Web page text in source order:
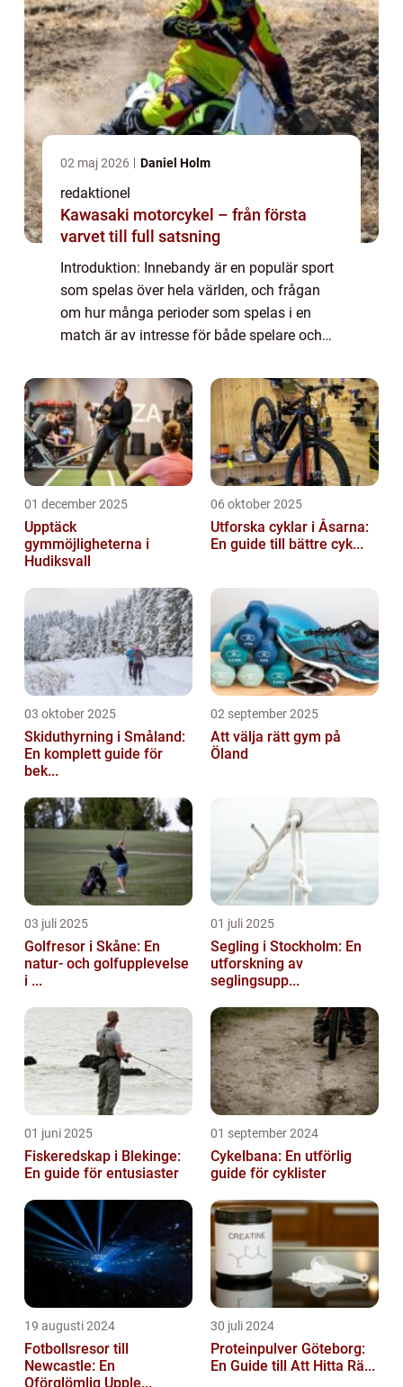
02 maj 2026 Daniel Holm
redaktionel
Kawasaki motorcykel – från första
varvet till full satsning
Introduktion: Innebandy är en populär sport
som spelas över hela världen, och frågan
om hur många perioder som spelas i en
match är av intresse för både spelare och
en grundlig översikt över hur många period...
01 december 2025
Upptäck
gymmöjligheterna i
Hudiksvall
06 oktober 2025
Utforska cyklar i Åsarna:
En guide till bättre cyk...
03 oktober 2025
Skiduthyrning i Småland:
En komplett guide för
bek...
02 september 2025
Att välja rätt gym på
Öland
03 juli 2025
Golfresor i Skåne: En
natur- och golfupplevelse
i ...
01 juli 2025
Segling i Stockholm: En
utforskning av
seglingsupp...
01 juni 2025
Fiskeredskap i Blekinge:
En guide för entusiaster
01 september 2024
Cykelbana: En utförlig
guide för cyklister
19 augusti 2024
Fotbollsresor till
Newcastle: En
Oförglömlig Upple...
30 juli 2024
Proteinpulver Göteborg:
En Guide till Att Hitta Rä...